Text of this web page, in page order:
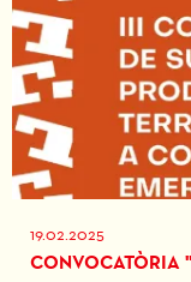
19.02.2025
CONVOCATÒRIA